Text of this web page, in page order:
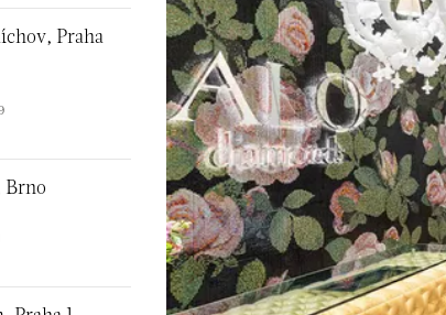
Praha
Brno